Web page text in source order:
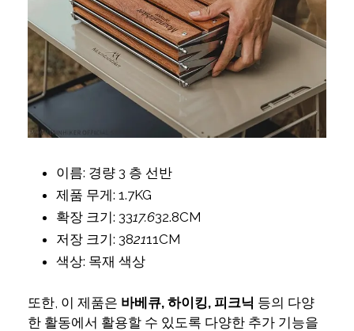
이름: 경량 3 층 선반
제품 무게: 1.7KG
확장 크기: 3317.632.8CM
저장 크기: 382111CM
색상: 목재 색상
또한, 이 제품은 바베큐, 하이킹, 피크닉 등의 다양
한 활동에서 활용할 수 있도록 다양한 추가 기능을